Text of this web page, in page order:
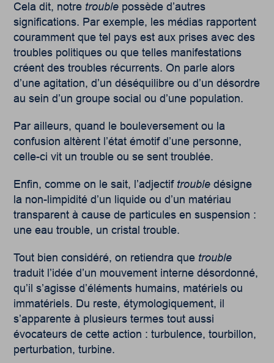
Cela dit, notre trouble possède d’autres
significations. Par exemple, les médias rapportent
couramment que tel pays est aux prises avec des
troubles politiques ou que telles manifestations
créent des troubles récurrents. On parle alors
d’une agitation, d’un déséquilibre ou d’un désordre
au sein d’un groupe social ou d’une population.
Par ailleurs, quand le bouleversement ou la
confusion altèrent l’état émotif d’une personne,
celle-ci vit un trouble ou se sent troublée.
Enfin, comme on le sait, l’adjectif trouble désigne
la non-limpidité d’un liquide ou d’un matériau
transparent à cause de particules en suspension :
une eau trouble, un cristal trouble.
Tout bien considéré, on retiendra que trouble
traduit l’idée d’un mouvement interne désordonné,
qu’il s’agisse d’éléments humains, matériels ou
immatériels. Du reste, étymologiquement, il
s’apparente à plusieurs termes tout aussi
évocateurs de cette action : turbulence, tourbillon,
perturbation, turbine.